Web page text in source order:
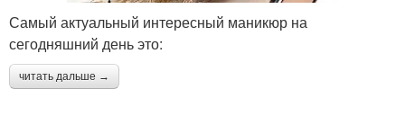
Самый актуальный интересный маникюр на
сегодняшний день это:
читать дальше →